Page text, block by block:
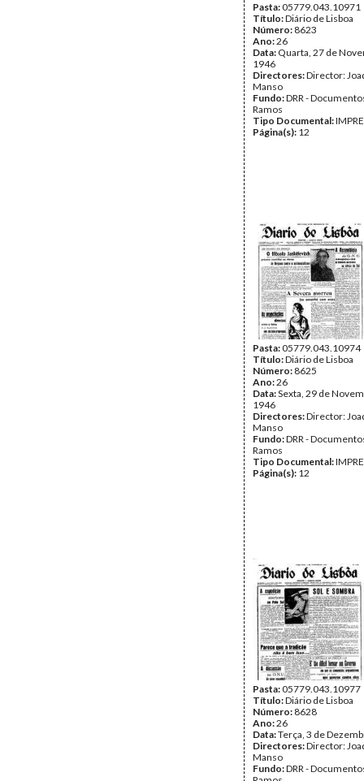
Pasta:05779.043.10971
Título:Diário de Lisboa
Número: 8623
Ano:26
Data: Quarta, 27 de
1946
Directores:Director:
Manso
Fundo:DRR -
Ramos
Tipo Documental:
Página(s): 12
Pasta:05779.043.10974
Título:Diário de Lisboa
Número: 8625
Ano:26
Data:Sexta, 29 de
1946
Directores:Director:
Manso
Fundo:DRR -
Ramos
Tipo Documental:
Página(s): 12
Pasta:05779.043.10977
Título:Diário de Lisboa
Número: 8628
Ano:26
Data:Terça, 3 de
Directores:Director:
Manso
Fundo:DRR -